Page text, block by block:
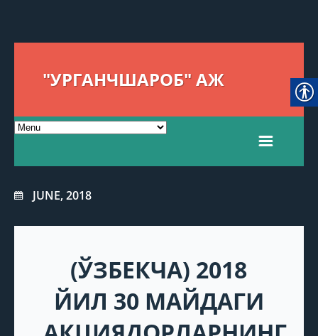
"УРГАНЧШАРОБ" АЖ
JUNE, 2018
(ЎЗБЕКЧА) 2018
ЙИЛ 30 МАЙДАГИ